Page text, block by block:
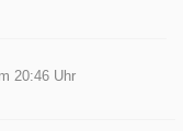
20:46 Uhr